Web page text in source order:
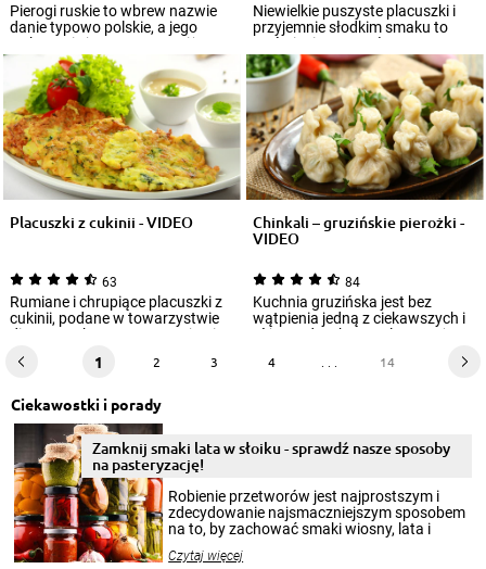
Pierogi ruskie to wbrew nazwie
danie typowo polskie, a jego
wykonanie jest prostsze, niż
myślisz...
Niewielkie puszyste placuszki i
przyjemnie słodkim smaku to
wyśmienity pomysł na
energetyzujące ś...
Placuszki z cukinii - VIDEO
63
Rumiane i chrupiące placuszki z
cukinii, podane w towarzystwie
dipu czosnkowego, oczarują nie
Chinkali – gruzińskie pierożki -
VIDEO
84
Kuchnia gruzińska jest bez
wątpienia jedną z ciekawszych i
różnorodnych. W Polsce można
1 2 3 4 14
Ciekawostki i porady
Zamknij smaki lata w słoiku - sprawdź nasze sposoby
na pasteryzację!
Robienie przetworów jest najprostszym i
zdecydowanie najsmaczniejszym sposobem
na to, by zachować smaki wiosny, lata i
krajobrazów, by cieszyć nimi oko w sezonie
Czytaj więcej